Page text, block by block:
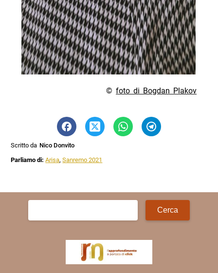
©foto di Bogdan Plakov
Scritto da Nico Donvito
Parliamo di:Arisa,Sanremo 2021
Ricerca